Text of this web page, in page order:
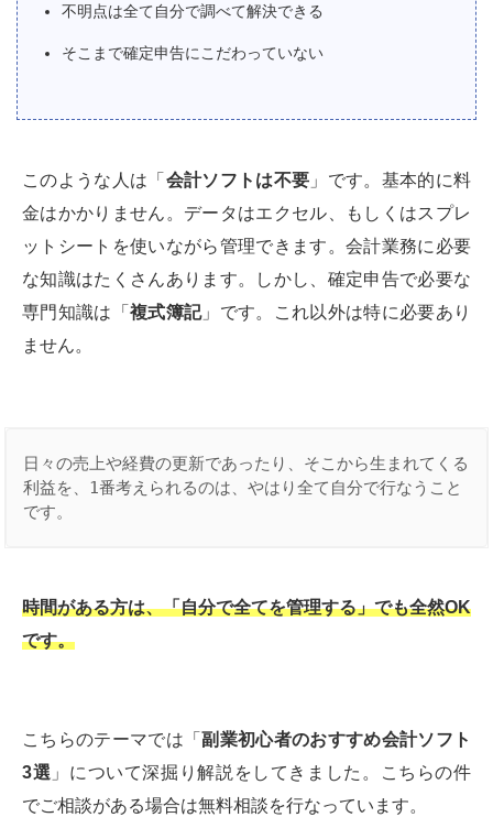
不明点は全て自分で調べて解決できる
そこまで確定申告にこだわっていない
このような人は「 会計ソフトは不要 」です。基本的に料
金はかかりません。データはエクセル、もしくはスプレ
ットシートを使いながら管理できます。会計業務に必要
な知識はたくさんあります。しかし、確定申告で必要な
専門知識は「 複式簿記」です。これ以外は特に必要あり
ません。
日々の売上や経費の更新であったり、そこから生まれてくる
利益を、1番考えられるのは、やはり全て自分で行なうこと
です。
時間がある方は、「自分で全てを管理する」でも全然OK
です。
こちらのテーマでは「副業初心者のおすすめ会計ソフト
3選 」について深掘り解説をしてきました。こちらの件
でご相談がある場合は無料相談を行なっています。